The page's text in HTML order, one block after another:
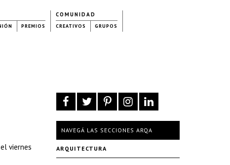
PREMIOS
COMUNIDAD
CREATIVOS GRUPOS
viernes
NAVEGÁ LAS SECCIONES ARQA
ARQUITECTURA